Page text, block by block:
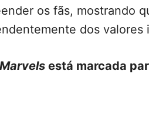
os fãs, mostrando
dos valores
está marcada